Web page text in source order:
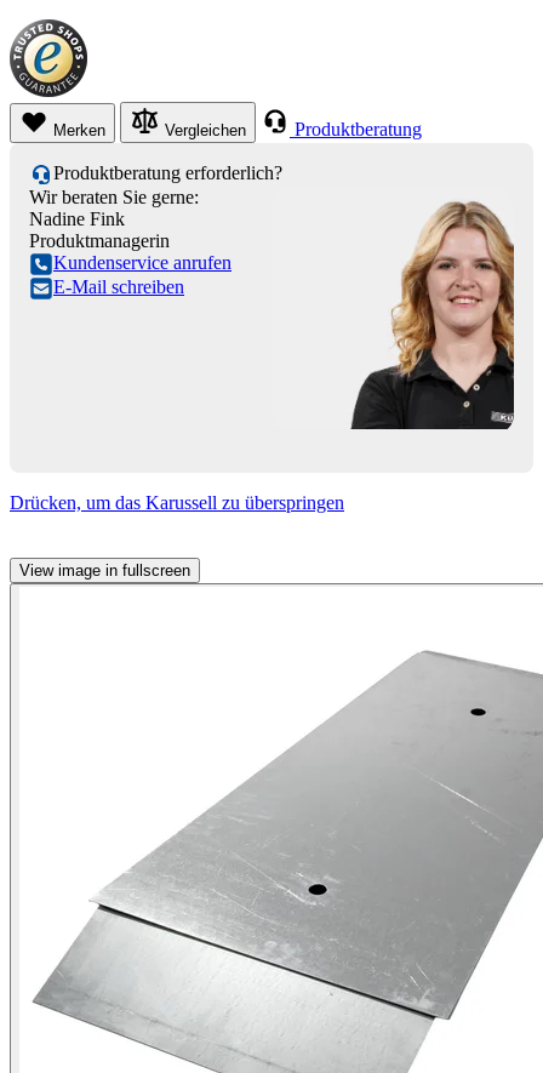
Merken Vergleichen Produktberatung
Produktberatung erforderlich?
Wir beraten Sie gerne:
Nadine Fink
Produktmanagerin
Kundenservice anrufen
E-Mail schreiben
Drücken, um das Karussell zu überspringen
View image in fullscreen